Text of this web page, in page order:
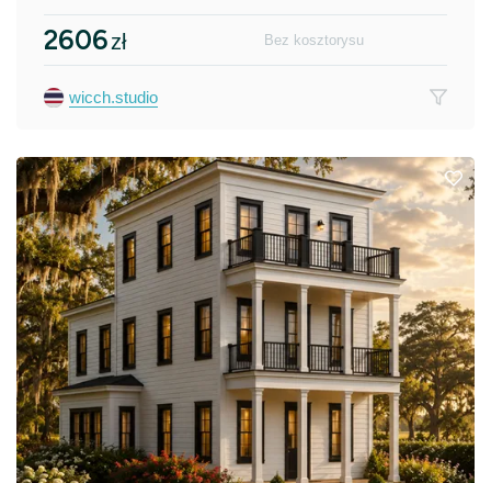
2606zł Bez kosztorysu
wicch.studio